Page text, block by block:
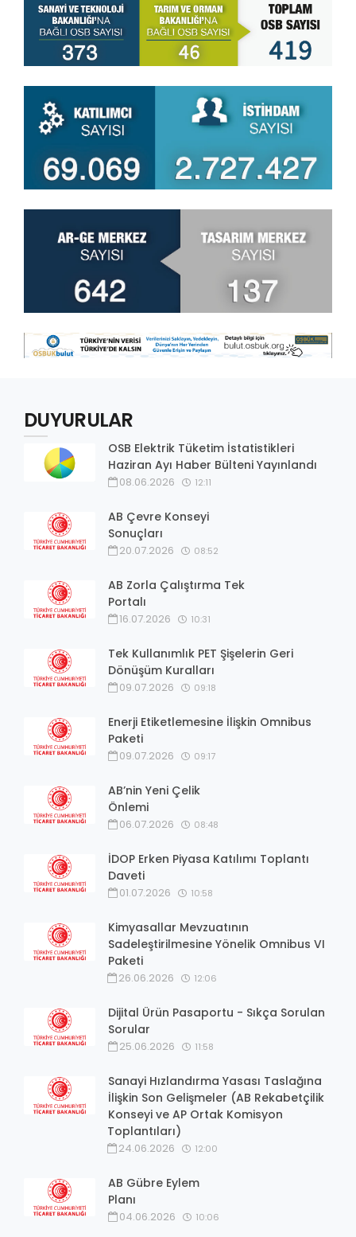
DUYURULAR
OSB Elektrik Tüketim İstatistikleri
Haziran Ayı Haber Bülteni Yayınlandı
08.06.2026 12:11
AB Çevre Konseyi
Sonuçları
20.07.2026 08:52
AB Zorla Çalıştırma Tek
Portalı
16.07.2026 10:31
Tek Kullanımlık PET Şişelerin Geri
Dönüşüm Kuralları
09.07.2026 09:18
Enerji Etiketlemesine İlişkin Omnibus
Paketi
09.07.2026 09:17
AB’nin Yeni Çelik
Önlemi
06.07.2026 08:48
İDOP Erken Piyasa Katılımı Toplantı
Daveti
01.07.2026 10:58
Kimyasallar Mevzuatının
Sadeleştirilmesine Yönelik Omnibus VI
Paketi
26.06.2026 12:06
Dijital Ürün Pasaportu - Sıkça Sorulan
Sorular
25.06.2026 11:58
Sanayi Hızlandırma Yasası Taslağına
İlişkin Son Gelişmeler (AB Rekabetçilik
Konseyi ve AP Ortak Komisyon
Toplantıları)
24.06.2026 12:00
AB Gübre Eylem
Planı
04.06.2026 10:06